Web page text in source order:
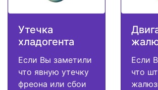
Утечка
хладогента
Если Вы заметили
что явную утечку
фреона или сбои
Если
что